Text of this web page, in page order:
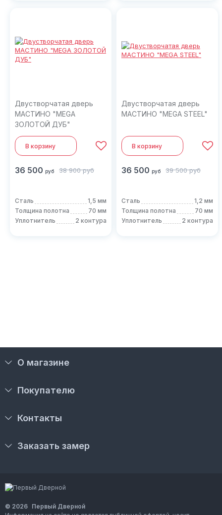
Двустворчатая дверь
МАСТИНО "MEGA
ЗОЛОТОЙ ДУБ"
В корзину
36 500 руб 38 900 руб
Сталь
1,5 мм
Толщина полотна
70 мм
Уплотнитель
2 контура
Двустворчатая дверь
МАСТИНО "MEGA STEEL"
В корзину
36 500 руб 39 500 руб
Сталь
1,2 мм
Толщина полотна
70 мм
Уплотнитель
2 контура
О магазине
Покупателю
Контакты
Заказать замер
© 2026 Первый Дверной